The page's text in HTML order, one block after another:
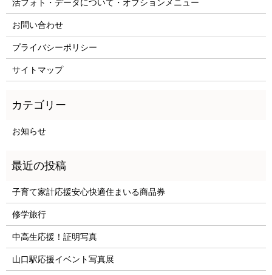
活フォト・データについて・オプションメニュー
お問い合わせ
プライバシーポリシー
サイトマップ
お知らせ
子育て家計応援安心快適住まいる商品券
修学旅行
中高生応援！証明写真
山口駅応援イベント写真展